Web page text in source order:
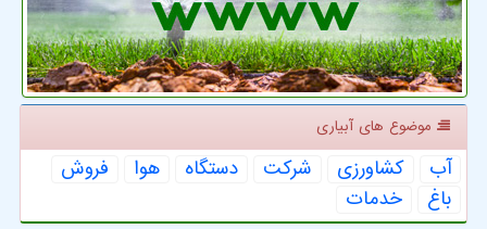
موضوع های آبیاری
آب كشاورزی شركت دستگاه هوا
فروش
باغ
خدمات